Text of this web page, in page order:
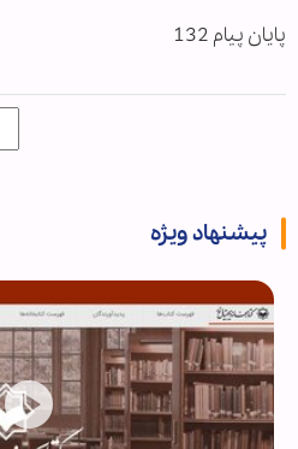
پایان پیام 132
پیشنهاد ویژه